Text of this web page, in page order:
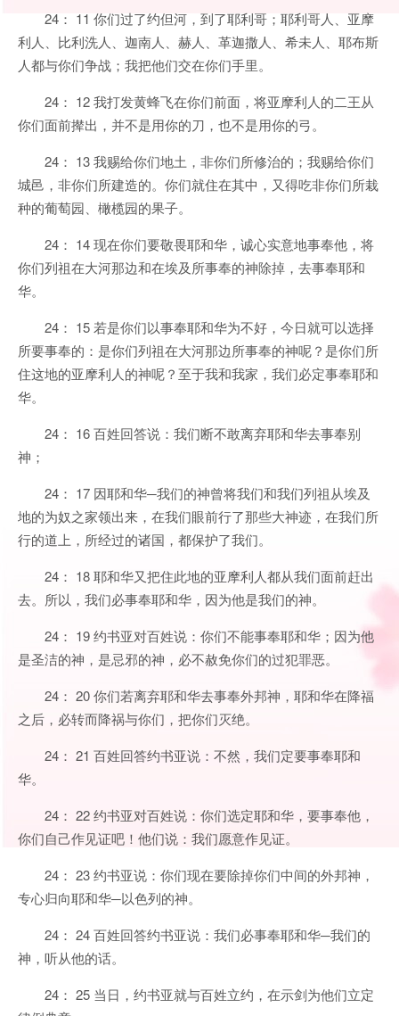
24： 11 你们过了约但河，到了耶利哥；耶利哥人、亚摩
利人、比利洗人、迦南人、赫人、革迦撒人、希未人、耶布斯
人都与你们争战；我把他们交在你们手里。
24： 12 我打发黄蜂飞在你们前面，将亚摩利人的二王从
你们面前撵出，并不是用你的刀，也不是用你的弓。
24： 13 我赐给你们地土，非你们所修治的；我赐给你们
城邑，非你们所建造的。你们就住在其中，又得吃非你们所栽
种的葡萄园、橄榄园的果子。
24： 14 现在你们要敬畏耶和华，诚心实意地事奉他，将
你们列祖在大河那边和在埃及所事奉的神除掉，去事奉耶和
华。
24： 15 若是你们以事奉耶和华为不好，今日就可以选择
所要事奉的：是你们列祖在大河那边所事奉的神呢？是你们所
住这地的亚摩利人的神呢？至于我和我家，我们必定事奉耶和
华。
24： 16 百姓回答说：我们断不敢离弃耶和华去事奉别
神；
24： 17 因耶和华─我们的神曾将我们和我们列祖从埃及
地的为奴之家领出来，在我们眼前行了那些大神迹，在我们所
行的道上，所经过的诸国，都保护了我们。
24： 18 耶和华又把住此地的亚摩利人都从我们面前赶出
去。所以，我们必事奉耶和华，因为他是我们的神。
24： 19 约书亚对百姓说：你们不能事奉耶和华；因为他
是圣洁的神，是忌邪的神，必不赦免你们的过犯罪恶。
24： 20 你们若离弃耶和华去事奉外邦神，耶和华在降福
之后，必转而降祸与你们，把你们灭绝。
24： 21 百姓回答约书亚说：不然，我们定要事奉耶和
华。
24： 22 约书亚对百姓说：你们选定耶和华，要事奉他，
你们自己作见证吧！他们说：我们愿意作见证。
24： 23 约书亚说：你们现在要除掉你们中间的外邦神，
专心归向耶和华─以色列的神。
24： 24 百姓回答约书亚说：我们必事奉耶和华─我们的
神，听从他的话。
24： 25 当日，约书亚就与百姓立约，在示剑为他们立定